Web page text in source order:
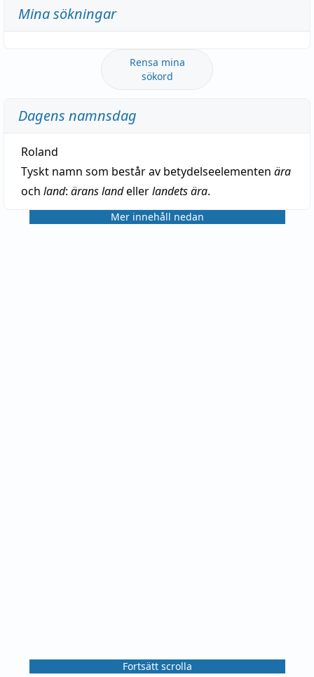
Mina sökningar
Rensa mina
sökord
Dagens namnsdag
Roland
Tyskt namn som består av betydelseelementen ära
och land: ärans landellerlandets ära.
Mer innehåll nedan
Fortsätt scrolla